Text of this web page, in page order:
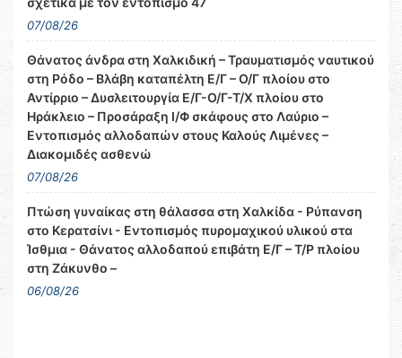
07/08/26
Θάνατος άνδρα στη Χαλκιδική – Τραυματισμός ναυτικού
στη Ρόδο – Βλάβη καταπέλτη Ε/Γ – Ο/Γ πλοίου στο
Αντίρριο – Δυσλειτουργία Ε/Γ-Ο/Γ-Τ/Χ πλοίου στο
Ηράκλειο – Προσάραξη Ι/Φ σκάφους στο Λαύριο –
Εντοπισμός αλλοδαπών στους Καλούς Λιμένες –
Διακομιδές ασθενώ
07/08/26
Πτώση γυναίκας στη θάλασσα στη Χαλκίδα - Ρύπανση
στο Κερατσίνι - Εντοπισμός πυρομαχικού υλικού στα
Ίσθμια - Θάνατος αλλοδαπού επιβάτη Ε/Γ – Τ/Ρ πλοίου
στη Ζάκυνθο –
06/08/26